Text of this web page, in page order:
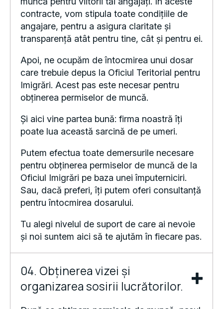
contracte, vom stipula toate condițiile de
angajare, pentru a asigura claritate și
transparență atât pentru tine, cât și pentru ei.
care trebuie depus la Oficiul Teritorial pentru
Imigrări. Acest pas este necesar pentru
obținerea permiselor de muncă.
poate lua această sarcină de pe umeri.
pentru obținerea permiselor de muncă de la
Oficiul Imigrări pe baza unei împuterniciri.
Sau, dacă preferi, îți putem oferi consultanță
pentru întocmirea dosarului.
și noi suntem aici să te ajutăm în fiecare pas.
04. Obținerea vizei și
organizarea sosirii lucrătorilor.